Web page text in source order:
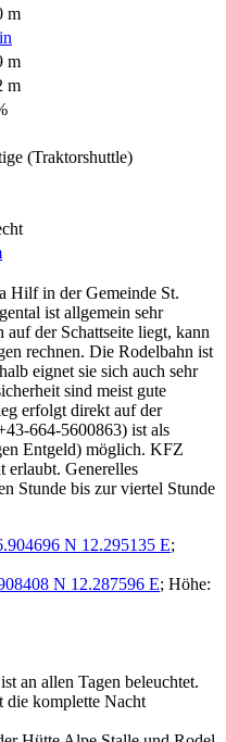
m
m
m
(Traktorshuttle)
Hilf in der Gemeinde St.
ist allgemein sehr
auf der Schattseite liegt, kann
rechnen. Die Rodelbahn ist
eignet sie sich auch sehr
sind meist gute
erfolgt direkt auf der
664-5600863) ist als
Entgeld) möglich. KFZ
erlaubt. Generelles
Stunde bis zur viertel Stunde
N 12.295135 E;
N 12.287596 E; Höhe:
an allen Tagen beleuchtet.
die komplette Nacht